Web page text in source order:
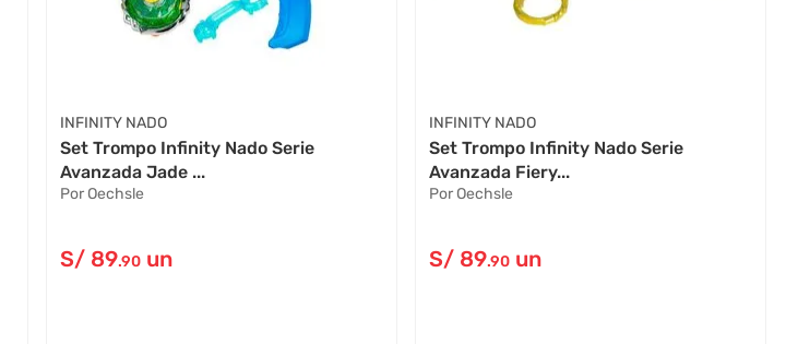
INFINITY NADO
Set Trompo Infinity Nado Serie
Avanzada Jade ...
Por Oechsle
S/ 89.90 un
INFINITY NADO
Set Trompo Infinity Nado Serie
Avanzada Fiery...
Por Oechsle
S/ 89.90 un